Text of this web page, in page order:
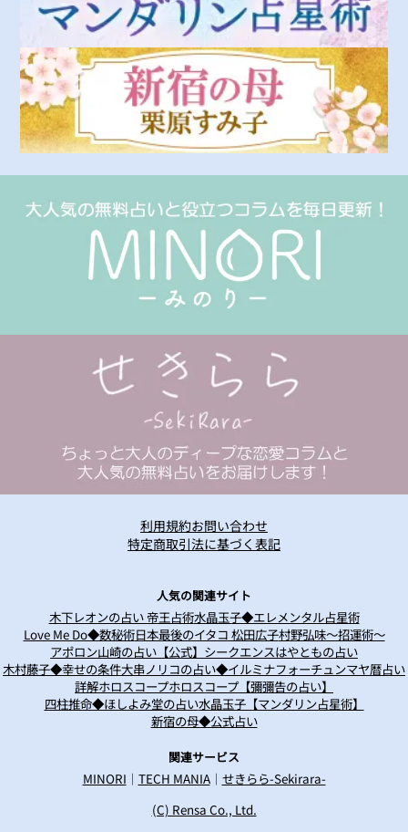
利用規約お問い合わせ
特定商取引法に基づく表記
人気の関連サイト
木下レオンの占い 帝王占術水晶玉子◆エレメンタル占星術
Love Me Do◆数秘術日本最後のイタコ 松田広子村野弘味～招運術～
アポロン山崎の占い 【公式】シークエンスはやともの占い
木村藤子◆幸せの条件大串ノリコの占い◆イルミナフォーチュンマヤ暦占い
詳解ホロスコープホロスコープ【彌彌告の占い】
四柱推命◆ほしよみ堂の占い水晶玉子【マンダリン占星術】
新宿の母◆公式占い
関連サービス
MINORI ｜ TECH MANIA｜ せきらら-Sekirara-
(C) Rensa Co., Ltd.